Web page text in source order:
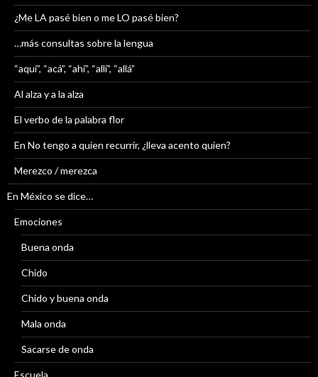
¿Me LA pasé bien o me LO pasé bien?
…más consultas sobre la lengua
“aquí”, “acá”, “ahí”, “allí”, “allá”
Al alza y a la alza
El verbo de la palabra flor
En No tengo a quien recurrir, ¿lleva acento quien?
Merezco / merezca
En México se dice…
Emociones
Buena onda
Chido
Chido y buena onda
Mala onda
Sacarse de onda
Escuela